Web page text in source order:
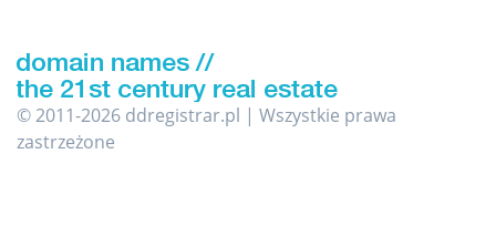
© 2011-2026 ddregistrar.pl | Wszystkie prawa
zastrzeżone